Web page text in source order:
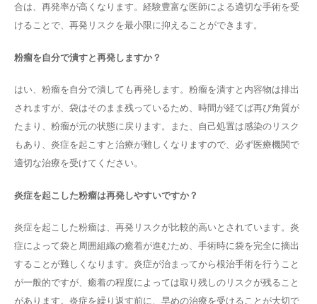
合は、再発率が高くなります。経験豊富な医師による適切な手術を受
けることで、再発リスクを最小限に抑えることができます。
粉瘤を自分で潰すと再発しますか？
はい、粉瘤を自分で潰しても再発します。粉瘤を潰すと内容物は排出
されますが、袋はそのまま残っているため、時間が経てば再び角質が
たまり、粉瘤が元の状態に戻ります。また、自己処置は感染のリスク
もあり、炎症を起こすと治療が難しくなりますので、必ず医療機関で
適切な治療を受けてください。
炎症を起こした粉瘤は再発しやすいですか？
炎症を起こした粉瘤は、再発リスクが比較的高いとされています。炎
症によって袋と周囲組織の癒着が進むため、手術時に袋を完全に摘出
することが難しくなります。炎症が治まってから根治手術を行うこと
が一般的ですが、癒着の程度によっては取り残しのリスクが残ること
があります。炎症を繰り返す前に、早めの治療を受けることが大切で